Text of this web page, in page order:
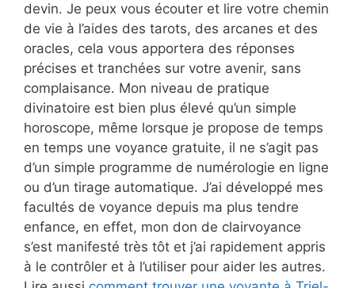
devin. Je peux vous écouter et lire votre chemin
de vie à l’aides des tarots, des arcanes et des
oracles, cela vous apportera des réponses
précises et tranchées sur votre avenir, sans
complaisance. Mon niveau de pratique
divinatoire est bien plus élevé qu’un simple
horoscope, même lorsque je propose de temps
en temps une voyance gratuite, il ne s’agit pas
d’un simple programme de numérologie en ligne
ou d’un tirage automatique. J’ai développé mes
facultés de voyance depuis ma plus tendre
enfance, en effet, mon don de clairvoyance
s’est manifesté très tôt et j’ai rapidement appris
à le contrôler et à l’utiliser pour aider les autres.